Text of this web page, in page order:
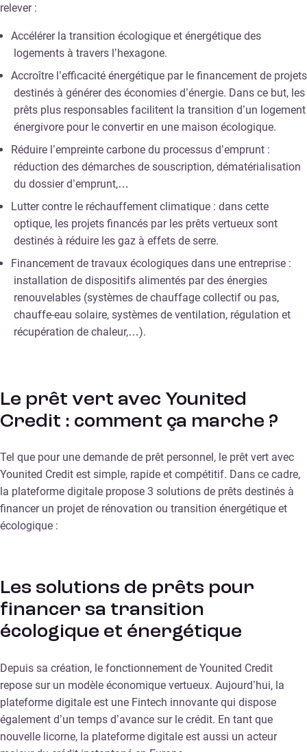
relever :
Accélérer la transition écologique et énergétique des
logements à travers l’hexagone.
Accroître l’efficacité énergétique par le financement de projets
destinés à générer des économies d’énergie. Dans ce but, les
prêts plus responsables facilitent la transition d’un logement
énergivore pour le convertir en une maison écologique.
Réduire l’empreinte carbone du processus d’emprunt :
réduction des démarches de souscription, dématérialisation
du dossier d’emprunt,…
Lutter contre le réchauffement climatique : dans cette
optique, les projets financés par les prêts vertueux sont
destinés à réduire les gaz à effets de serre.
Financement de travaux écologiques dans une entreprise :
installation de dispositifs alimentés par des énergies
renouvelables (systèmes de chauffage collectif ou pas,
chauffe-eau solaire, systèmes de ventilation, régulation et
récupération de chaleur,…).
Le prêt vert avec Younited
Credit : comment ça marche ?
Tel que pour une demande de prêt personnel, le prêt vert avec
Younited Credit est simple, rapide et compétitif. Dans ce cadre,
la plateforme digitale propose 3 solutions de prêts destinés à
financer un projet de rénovation ou transition énergétique et
écologique :
Les solutions de prêts pour
financer sa transition
écologique et énergétique
Depuis sa création, le fonctionnement de Younited Credit
repose sur un modèle économique vertueux. Aujourd’hui, la
plateforme digitale est une Fintech innovante qui dispose
également d’un temps d’avance sur le crédit. En tant que
nouvelle licorne, la plateforme digitale est aussi un acteur